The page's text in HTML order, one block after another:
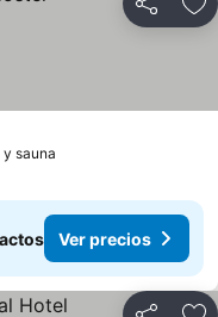
Compartir
sauna
Ver precios